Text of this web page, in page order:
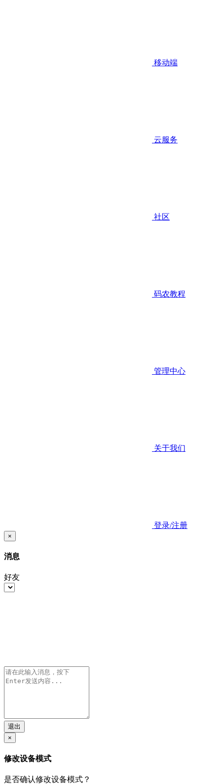
移动端
云服务
社区
码农教程
管理中心
关于我们
登录/注册
×
消息
好友
退出
×
修改设备模式
是否确认修改设备模式？